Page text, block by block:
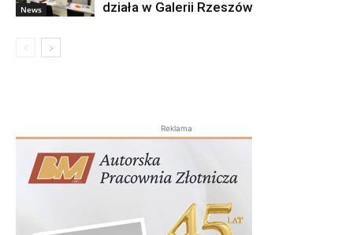
News
działa w Galerii Rzeszów
Reklama